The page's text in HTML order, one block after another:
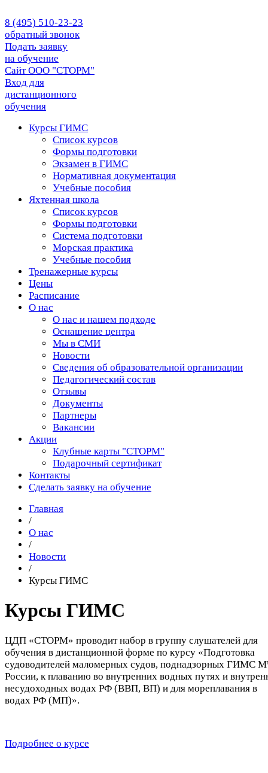
8 (495) 510-23-23
обратный звонок
Подать заявку
на обучение
Сайт ООО "СТОРМ"
Вход для
дистанционного
обучения
Курсы ГИМС
Список курсов
Формы подготовки
Экзамен в ГИМС
Нормативная документация
Учебные пособия
Яхтенная школа
Список курсов
Формы подготовки
Cистема подготовки
Морская практика
Учебные пособия
Тренажерные курсы
Цены
Расписание
О нас
О нас и нашем подходе
Оснащение центра
Мы в СМИ
Новости
Сведения об образовательной организации
Педагогический состав
Отзывы
Документы
Партнеры
Вакансии
Акции
Клубные карты "СТОРМ"
Подарочный сертификат
Контакты
Сделать заявку на обучение
Главная
/
О нас
/
Новости
/
Курсы ГИМС
Курсы ГИМС
ЦДП «СТОРМ» проводит набор в группу слушателей для
обучения в дистанционной форме по курсу «Подготовка
судоводителей маломерных судов, поднадзорных ГИМС
России, к плаванию во внутренних водных путях и
несудоходных водах РФ (ВВП, ВП) и для мореплавания в
водах РФ (МП)».
Подробнее о курсе